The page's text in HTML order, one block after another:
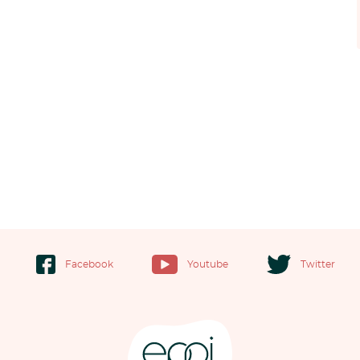
Facebook Youtube Twitter